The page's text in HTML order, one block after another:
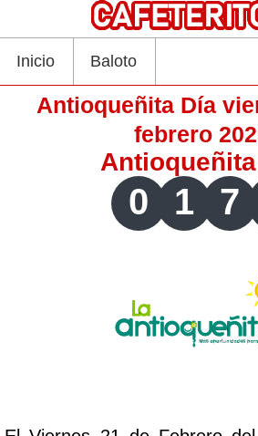
Inicio Baloto
Antioqueñita Día
febrero
0 1 7